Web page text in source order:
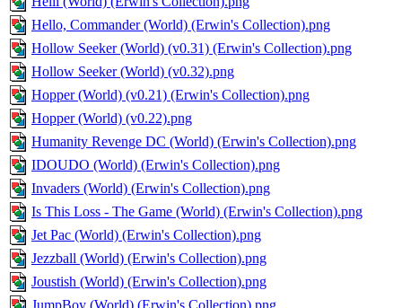
Hello, Commander (World) (Erwin's Collection).png
Hollow Seeker (World) (v0.31) (Erwin's Collection).png
Hollow Seeker (World) (v0.32).png
Hopper (World) (v0.21) (Erwin's Collection).png
Hopper (World) (v0.22).png
Humanity Revenge DC (World) (Erwin's Collection).png
IDOUDO (World) (Erwin's Collection).png
Invaders (World) (Erwin's Collection).png
Is This Loss - The Game (World) (Erwin's Collection).png
Jet Pac (World) (Erwin's Collection).png
Jezzball (World) (Erwin's Collection).png
Joustish (World) (Erwin's Collection).png